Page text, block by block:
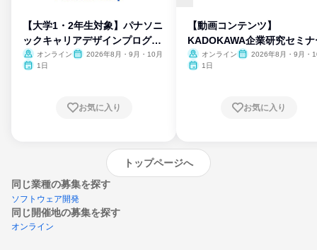
【大学1・2年生対象】パナソニ
ックキャリアデザインプログラ
ム
オンライン
2026年8月・9月・10月
1日
お気に入り
【動画コンテンツ】
KADOKAWA企業研究セミナ
オンライン
2026年8月・9月・
1日
お気に入り
トップページへ
同じ業種の募集を探す
ソフトウェア開発
同じ開催地の募集を探す
オンライン